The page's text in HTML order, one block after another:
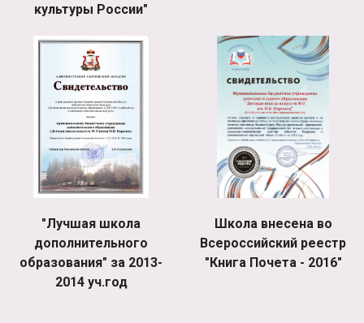
культуры России"
"Лучшая школа
дополнительного
образования" за 2013-
2014 уч.год
Школа внесена во
Всероссийский реестр
"Книга Почета - 2016"